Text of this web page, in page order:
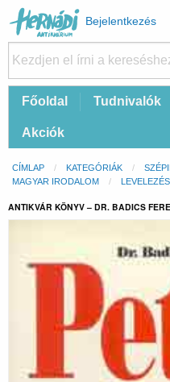
Felhasználói
fiók
menüje
Bejelentkezés
FőFőoldal Tudnivalók
Akciók
Morzsa
CÍMLAP KATEGÓRIÁK
MAGYAR IRODALOM
ANTIKVÁR KÖNYV – DR. BADICS